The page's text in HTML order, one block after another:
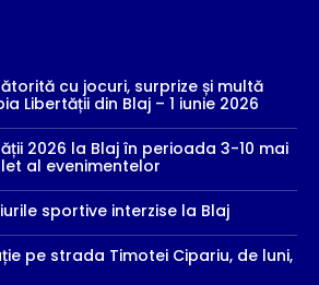
cu jocuri, surprize și multă
Libertății din Blaj – 1 iunie 2026
2026 la Blaj în perioada 3-10 mai
al evenimentelor
sportive interzise la Blaj
pe strada Timotei Cipariu, de luni,